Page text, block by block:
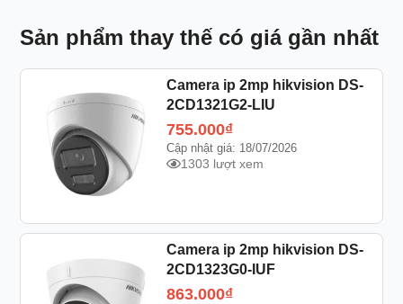
Sản phẩm thay thế có giá gần nhất
Camera ip 2mp hikvision DS-
2CD1321G2-LIU
755.000₫
Cập nhật giá: 18/07/2026
1303 lượt xem
Camera ip 2mp hikvision DS-
2CD1323G0-IUF
863.000₫